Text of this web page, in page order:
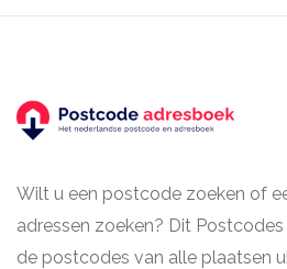
Wilt u een postcode zoeken of
adressen zoeken? Dit
de postcodes van alle plaatsen